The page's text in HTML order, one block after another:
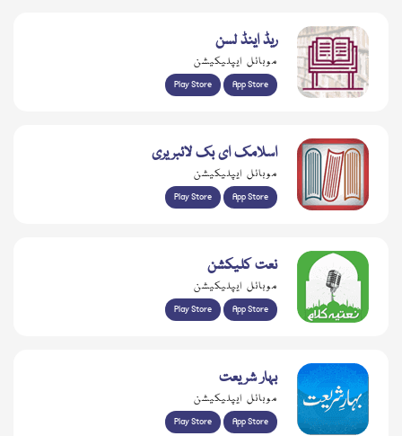
ریڈ اینڈ لسن
موبائل ایپلیکیشن
Play Store App Store
اسلامک ای بک لائبریری
موبائل ایپلیکیشن
Play Store App Store
نعت کلیکشن
موبائل ایپلیکیشن
Play Store App Store
بہار شریعت
موبائل ایپلیکیشن
Play Store App Store